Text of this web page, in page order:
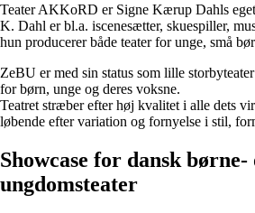
Teater AKKoRD er Signe Kærup Dahls eget
K. Dahl er bl.a. iscenesætter, skuespiller,
hun producerer både teater for unge, små
ZeBU er med sin status som lille
for børn, unge og deres voksne.
Teatret stræber efter høj kvalitet i alle dets
løbende efter variation og fornyelse i stil,
Showcase for dansk børne-
ungdomsteater